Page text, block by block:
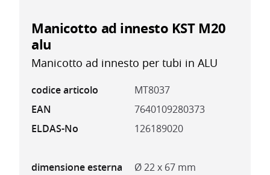
Manicotto ad innesto KST M20
alu
Manicotto ad innesto per tubi in ALU
codice articolo
MT8037
EAN
7640109280373
ELDAS-No
126189020
dimensione esterna
Ø 22 x 67 mm